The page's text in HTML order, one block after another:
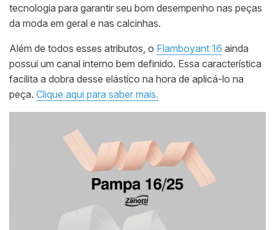
tecnologia para garantir seu bom desempenho nas peças
da moda em geral e nas calcinhas.
Além de todos esses atributos, o Flamboyant 16 ainda
possui um canal interno bem definido. Essa característica
facilita a dobra desse elástico na hora de aplicá-lo na
peça. Clique aqui para saber mais.